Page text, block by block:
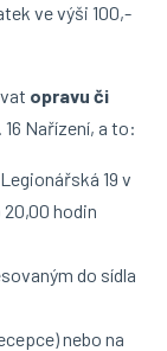
ve výši 100,-
opravu či
Nařízení, a to:
19 v
hodin
do sídla
nebo na